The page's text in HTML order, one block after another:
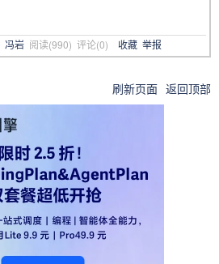
冯岩 阅读(990) 评论(0) 收藏 举报
刷新页面 返回顶部